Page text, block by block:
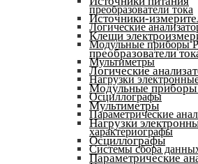
преобразователи тока
Логические
Модульные приборы
Мультиметры
Нагрузки
Осциллографы
Параметрические
характериографы
Системы сбора
Источники-
Клещи
преобразователи
Логические
Модульные
Мультиметры
Нагрузки
Осциллографы
Параметрические